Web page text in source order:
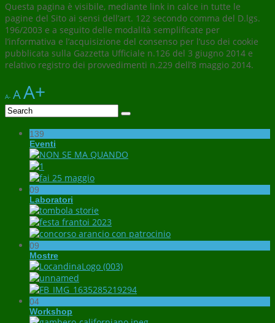
Questa pagina è visibile, mediante link in calce in tutte le
pagine del Sito ai sensi dell’art. 122 secondo comma del D.lgs.
196/2003 e a seguito delle modalità semplificate per
l’informativa e l’acquisizione del consenso per l’uso dei cookie
pubblicata sulla Gazzetta Ufficiale n.126 del 3 giugno 2014 e
relativo registro dei provvedimenti n.229 dell’8 maggio 2014.
A- AA+
139
Eventi
09
Laboratori
09
Mostre
04
Workshop